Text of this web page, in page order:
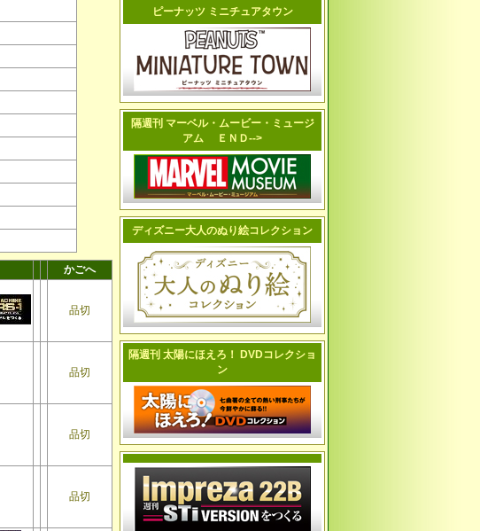
かごへ
品切
品切
品切
品切
ピーナッツ ミニチュアタウン
隔週刊 マーベル・ムービー・ミュージ
アム ＥＮＤ-->
ディズニー大人のぬり絵コレクション
隔週刊 太陽にほえろ！ DVDコレクショ
ン